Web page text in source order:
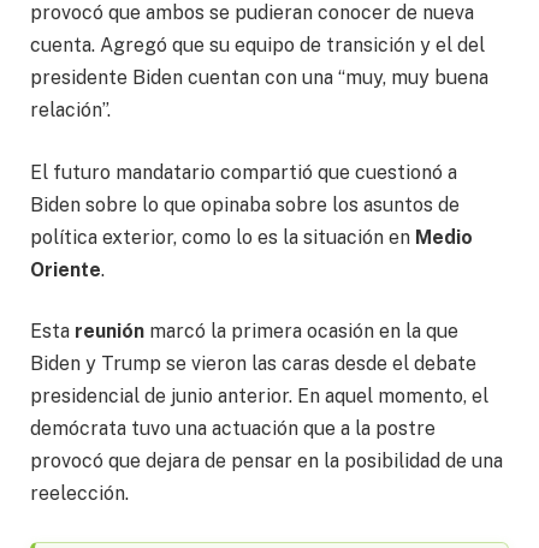
provocó que ambos se pudieran conocer de nueva
cuenta. Agregó que su equipo de transición y el del
presidente Biden cuentan con una “muy, muy buena
relación”.
El futuro mandatario compartió que cuestionó a
Biden sobre lo que opinaba sobre los asuntos de
política exterior, como lo es la situación en Medio
Oriente.
Esta reunión marcó la primera ocasión en la que
Biden y Trump se vieron las caras desde el debate
presidencial de junio anterior. En aquel momento, el
demócrata tuvo una actuación que a la postre
provocó que dejara de pensar en la posibilidad de una
reelección.